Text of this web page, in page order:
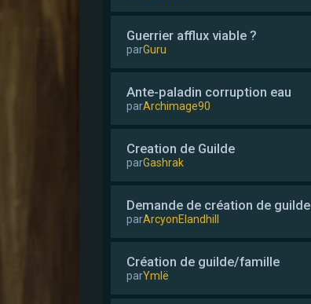
Guerrier afflux viable ?
parGuru
Ante-paladin corruption eau
parArchimage90
Creation de Guilde
parGashrak
Demande de création de guilde
parArcyonElandhill
Création de guilde/famille
parYmlë